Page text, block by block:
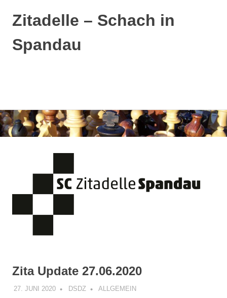
Zum
Inhalt
springen
Zitadelle – Schach in
Spandau
Zita Update 27.06.2020
27. JUNI 2020 DSDZ ALLGEMEIN